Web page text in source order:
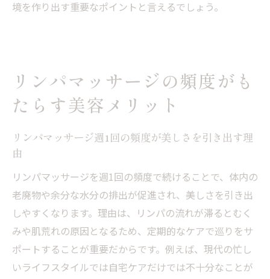
ント
リンパマッサージ後の体調変化を正しく知
る大切さ
だるさや眠気の原因を解説するリンパマッ
リンパマッサージ後の水分補給と休息の重
要性
施術後の変化を前向きに活用するリンパケ
ア術
体調変化と向き合うためのリンパマッサー
ジの心得
境を作り出す重要なポイントと言えるでしょう。
リンパマッサージの頻度がも
たらす美容メリット
リンパマッサージ週1回の頻度が美しさを引き出す理
由
リンパマッサージを週1回の頻度で続けることで、体内の
老廃物や余分な水分の排出が促進され、美しさを引き出
しやすくなります。理由は、リンパの流れが滞るとむく
みや肌荒れの原因となるため、定期的なケアで巡りをサ
ポートすることが重要だからです。例えば、現代の忙し
いライフスタイルでは自宅ケアだけでは不十分なことが